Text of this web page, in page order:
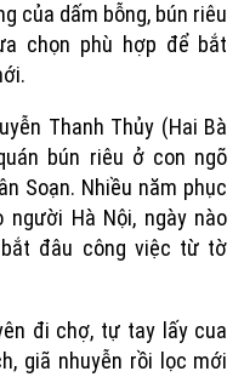
của dấm bỗng, bún riêu
chọn phù hợp để bắt
Thanh Thủy (Hai Bà
bún riêu ở con ngõ
Soạn. Nhiều năm phục
người Hà Nội, ngày nào
đâu công việc từ tờ
đi chợ, tự tay lấy cua
giã nhuyễn rồi lọc mới